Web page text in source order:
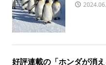
好評連載の「ホンダが消